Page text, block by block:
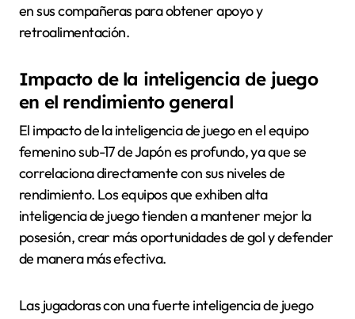
en sus compañeras para obtener apoyo y
retroalimentación.
Impacto de la inteligencia de juego
en el rendimiento general
El impacto de la inteligencia de juego en el equipo
femenino sub-17 de Japón es profundo, ya que se
correlaciona directamente con sus niveles de
rendimiento. Los equipos que exhiben alta
inteligencia de juego tienden a mantener mejor la
posesión, crear más oportunidades de gol y defender
de manera más efectiva.
Las jugadoras con una fuerte inteligencia de juego